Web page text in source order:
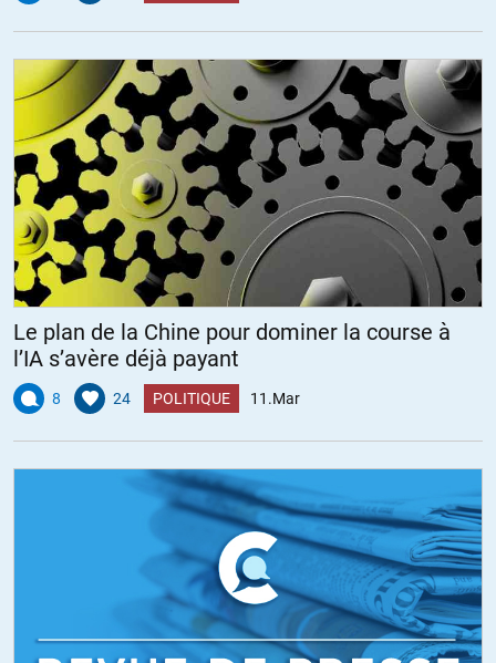
Le plan de la Chine pour dominer la course à
l’IA s’avère déjà payant
8 24 POLITIQUE 11.Mar